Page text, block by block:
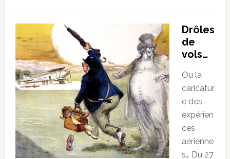
Drôles
de
vols…
Ou la
caricatur
e des
expérien
ces
aérienne
s… Du 27